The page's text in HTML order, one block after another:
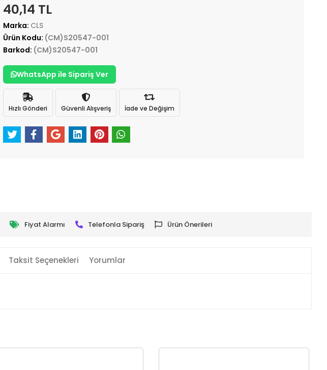
40,14 TL
Marka: CLS
Ürün Kodu: (CM)S20547-001
Barkod: (CM)S20547-001
WhatsApp ile Sipariş Ver
Hızlı Gönderi Güvenli Alışveriş İade ve Değişim
Fiyat Alarmı Telefonla Sipariş Ürün Önerileri
Taksit Seçenekleri Yorumlar